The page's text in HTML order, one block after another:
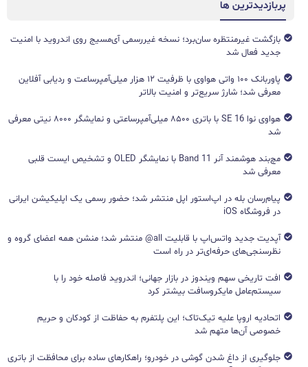
پربازدیدترین ها
بازگشت غیرمنتظره سان‌برد؛ نسخه غیررسمی آی‌مسیج روی اندروید با امنیت
جدید فعال شد
پاوربانک ۱۰۰ واتی هواوی با ظرفیت ۱۲ هزار میلی‌آمپرساعت و ردیابی آفلاین
معرفی شد؛ شارژ سریع‌تر و امنیت بالاتر
هواوی نوا 16 SE با باتری ۸۵۰۰ میلی‌آمپرساعتی و نمایشگر ۸۰۰۰ نیتی معرفی
شد
مچ‌بند هوشمند آنر Band 11 با نمایشگر OLED و تشخیص ایست قلبی
معرفی شد
پیام‌رسان بله در اپ‌استور اپل منتشر شد؛ حضور رسمی یک اپلیکیشن ایرانی
در فروشگاه iOS
آپدیت جدید واتس‌اپ با قابلیت all@ منتشر شد؛ منشن همه اعضای گروه و
نظرسنجی‌های حرفه‌ای‌تر در راه است
افت تاریخی سهم ویندوز در بازار جهانی؛ اندروید فاصله خود را با
سیستم‌عامل مایکروسافت بیشتر کرد
اتحادیه اروپا علیه تیک‌تاک؛ این پلتفرم به حفاظت از کودکان و حریم
خصوصی آن‌ها متهم شد
جلوگیری از داغ شدن گوشی در خودرو؛ راهکارهای ساده برای محافظت از باتری